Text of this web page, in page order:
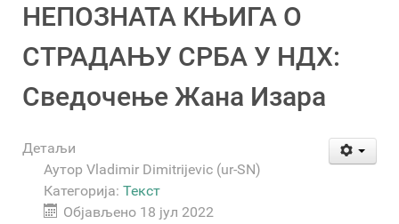
НЕПОЗНАТА КЊИГА О
СТРАДАЊУ СРБА У НДХ:
Сведочење Жана Изара
Детаљи
Аутор Vladimir Dimitrijevic (ur-SN)
Категорија: Текст
Објављено 18 јул 2022